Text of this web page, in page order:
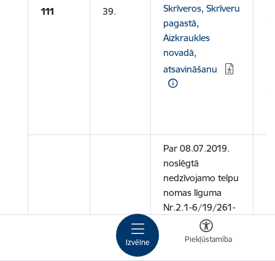
Izvēlne Piekļūstamība
111 39.
Skrīveros, Skrīveru
pagastā,
Aizkraukles
novadā,
atsavināšanu
Par 08.07.2019.
noslēgtā
nedzīvojamo telpu
nomas līguma
Nr.2.1-6/19/261-
LI pagarināšanu
ģimenes ārstei